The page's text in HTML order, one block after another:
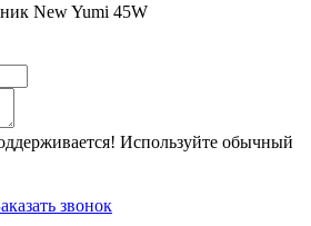
New Yumi 45W
Используйте обычный
звонок